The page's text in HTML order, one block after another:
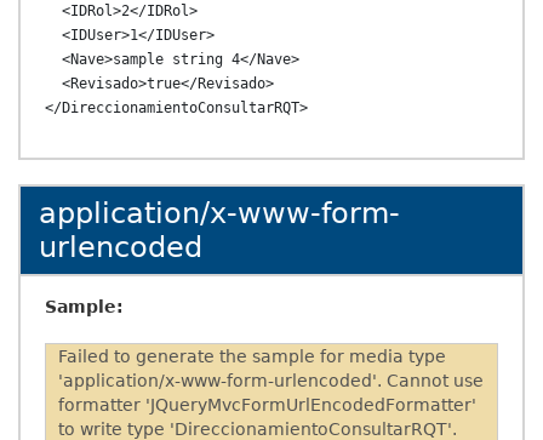
application/x-www-form-
urlencoded
Sample:
Failed to generate the sample for media type
'application/x-www-form-urlencoded'. Cannot use
formatter 'JQueryMvcFormUrlEncodedFormatter'
to write type 'DireccionamientoConsultarRQT'.